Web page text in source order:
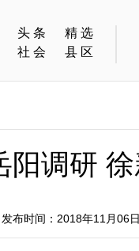
头条
精选
社会
县区
阳调研
布时间：2018年11月06